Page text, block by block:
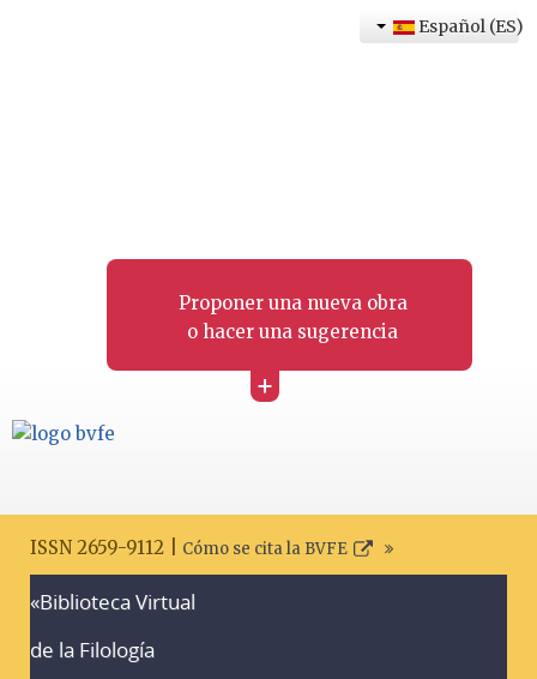
Proponer una nueva obra
o hacer una sugerencia
+
Español (ES)
ISSN 2659-9112 | Cómo se cita la BVFE
«Biblioteca Virtual
de la Filología